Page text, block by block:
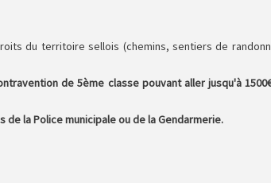
du territoire sellois (chemins, sentiers de
de 5ème classe pouvant aller jusqu'à
la Police municipale ou de la Gendarmerie.